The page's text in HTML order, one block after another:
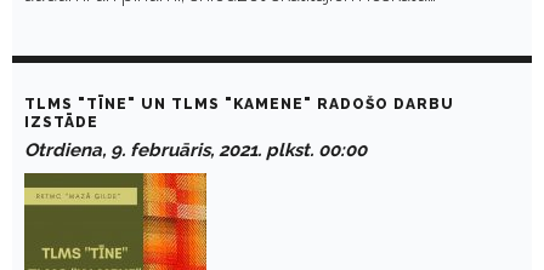
TLMS "TĪNE" UN TLMS "KAMENE" RADOŠO DARBU
IZSTĀDE
Otrdiena, 9. februāris, 2021. plkst. 00:00